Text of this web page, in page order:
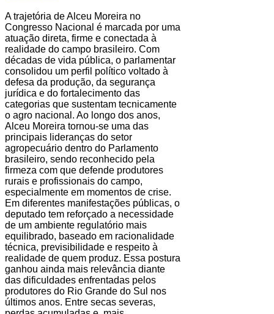
A trajetória de Alceu Moreira no
Congresso Nacional é marcada por uma
atuação direta, firme e conectada à
realidade do campo brasileiro. Com
décadas de vida pública, o parlamentar
consolidou um perfil político voltado à
defesa da produção, da segurança
jurídica e do fortalecimento das
categorias que sustentam tecnicamente
o agro nacional. Ao longo dos anos,
Alceu Moreira tornou-se uma das
principais lideranças do setor
agropecuário dentro do Parlamento
brasileiro, sendo reconhecido pela
firmeza com que defende produtores
rurais e profissionais do campo,
especialmente em momentos de crise.
Em diferentes manifestações públicas, o
deputado tem reforçado a necessidade
de um ambiente regulatório mais
equilibrado, baseado em racionalidade
técnica, previsibilidade e respeito à
realidade de quem produz. Essa postura
ganhou ainda mais relevância diante
das dificuldades enfrentadas pelos
produtores do Rio Grande do Sul nos
últimos anos. Entre secas severas,